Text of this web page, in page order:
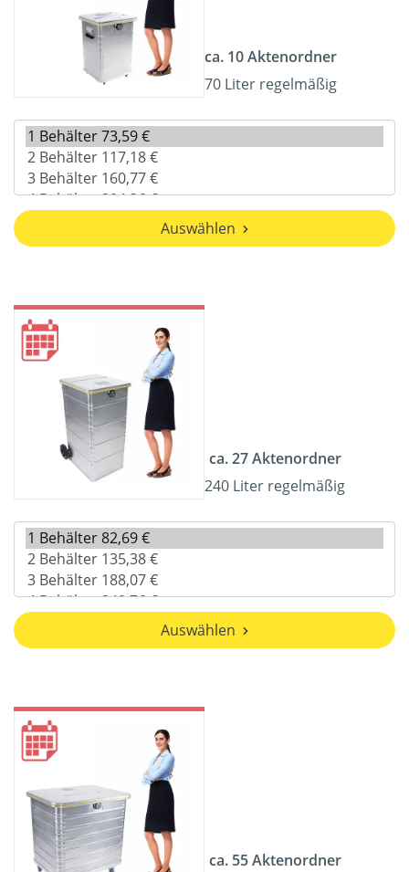
ca. 10 Aktenordner
70 Liter regelmäßig
Auswählen
ca. 27 Aktenordner
240 Liter regelmäßig
Auswählen
ca. 55 Aktenordner